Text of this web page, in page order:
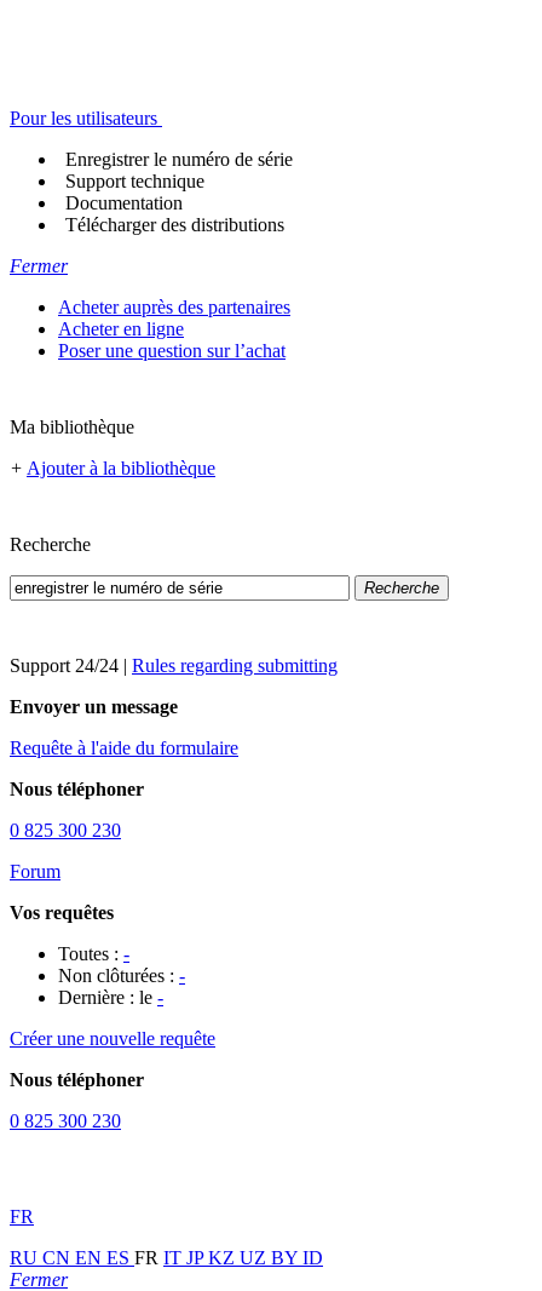
Pour les utilisateurs
Enregistrer le numéro de série
Support technique
Documentation
Télécharger des distributions
Fermer
Acheter auprès des partenaires
Acheter en ligne
Poser une question sur l’achat
Ma bibliothèque
+ Ajouter à la bibliothèque
Recherche
Recherche
Support 24/24 | Rules regarding submitting
Envoyer un message
Requête à l'aide du formulaire
Nous téléphoner
0 825 300 230
Forum
Vos requêtes
Toutes : -
Non clôturées : -
Dernière : le -
Créer une nouvelle requête
Nous téléphoner
0 825 300 230
FR
RU CN EN ES FR IT JPKZ UZ BY ID
Fermer